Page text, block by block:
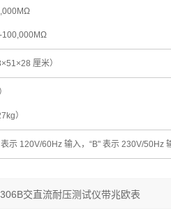
100,000MΩ
厘米）
）
示 120V/60Hz 输入，“B" 表示 230V/50Hz